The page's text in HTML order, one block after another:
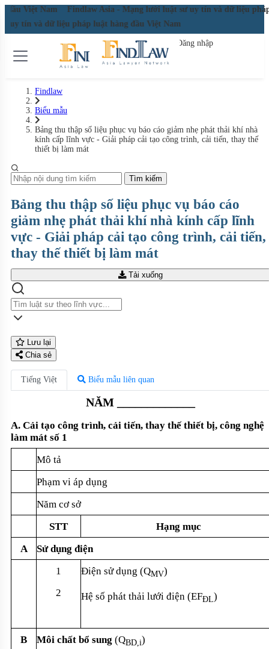
đầu Việt Nam
Findlaw Asia - Mạng lưới luật sư uy tín và dữ liệu
uy tín và dữ liệu pháp luật hàng đầu Việt Nam
Đăng nhập
Findlaw
Biểu mẫu
Bảng thu thập số liệu phục vụ báo cáo giảm nhẹ phát thải khí nhà
kính cấp lĩnh vực - Giải pháp cải tạo công trình, cải tiến, thay thế
thiết bị làm mát
Tìm kiếm
Bảng thu thập số liệu phục vụ báo cáo
giảm nhẹ phát thải khí nhà kính cấp lĩnh
vực - Giải pháp cải tạo công trình, cải tiến,
thay thế thiết bị làm mát
Tải xuống
Lưu lại
Chia sẻ
Tiếng Việt Biểu mẫu liên quan
NĂM
A. Cải tạo công trình, cải tiến, thay thế thiết bị, công nghệ
làm mát số 1
Mô tả
Phạm vi áp dụng
Năm cơ sở
STT
Hạng mục
A
Sử dụng điện
1
2
Điện sử dụng (QMV)
Hệ số phát thải lưới điện (EFĐL)
B Môi chất bổ sung (QBD,i)